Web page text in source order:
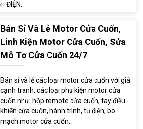
✅ĐIỆN...
Bán Sỉ Và Lẻ Motor Cửa Cuốn,
Linh Kiện Motor Cửa Cuốn, Sửa
Mô Tơ Cửa Cuốn 24/7
Bán sỉ và lẻ các loại motor cửa cuốn với giá
cạnh tranh, các loại phụ kiện motor cửa
cuốn như: hộp remote cửa cuốn, tay điều
khiển cửa cuốn, hành trình, tụ điện, bo
mạch motor cửa cuốn...